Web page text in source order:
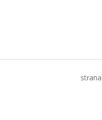
strana